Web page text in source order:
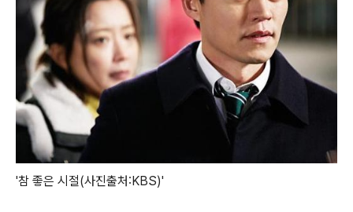
'참 좋은 시절(사진출처:KBS)'